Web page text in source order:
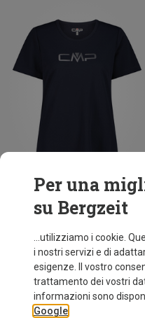
fino a 12%
Per una
su Bergzeit
...utilizziamo i cookie.
i nostri servizi e di
esigenze. Il vostro
trattamento dei vostri
informazioni sono
Google